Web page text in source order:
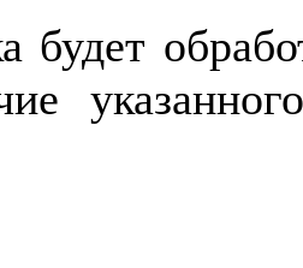
будет